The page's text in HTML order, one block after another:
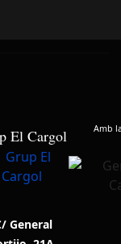
El Cargol Amb
General